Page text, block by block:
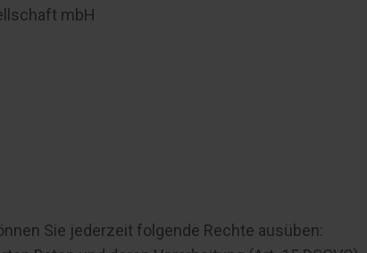
mbH
Sie jederzeit folgende Rechte ausüben: